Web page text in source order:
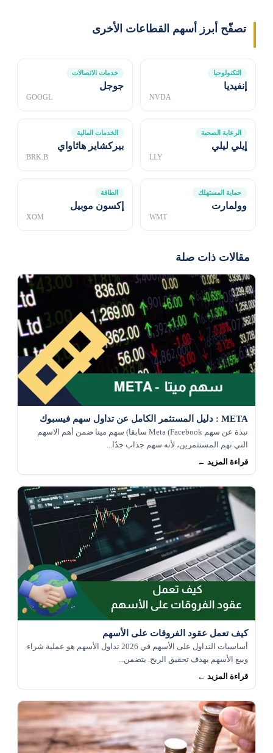
تصفّح أبرز أسهم القطاعات الأخرى
التكنولوجيا
إنفيديا
NVDA
خدمات الاتصالات
جوجل
GOOGL
الرعاية الصحية
إيلي ليلي
LLY
الخدمات المالية
بيركشاير هاثاواي
BRK.B
حماية المستهلك
وولمارت
WMT
الطاقة
إكسون موبيل
XOM
مقالات ذات صلة
META : دليل المستثمر الكامل عن تداول سهم فيسبوك
نبذة عن سهم Meta (Facebook سابقا) سهم ميتا ضمن أهم الاسهم
التي تهم المستثمرين، لأنه سهم جذاب جدًا...
قراءة المزيد ←
كيف تعمل عقود الفروقات على الأسهم
أساسيات التداول على الأسهم في 2026 تداول الأسهم هو عملية شراء
وبيع الأسهم بهدف تحقيق الربح. يتضمن...
قراءة المزيد ←